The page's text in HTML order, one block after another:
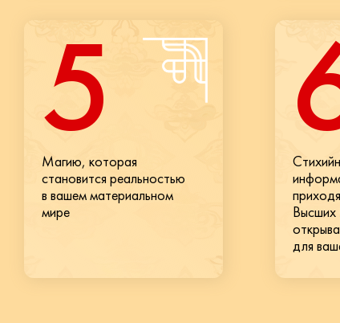
Магию, которая
становится реальностью
в вашем материальном
мире
5
для